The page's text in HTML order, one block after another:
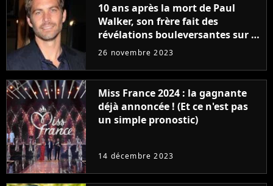
10 ans après la mort de Paul
Walker, son frère fait des
révélations bouleversantes sur la
réaction des acteurs de Fast and
26 novembre 2023
Miss France 2024 : la gagnante
déjà annoncée ! (Et ce n'est pas
un simple pronostic)
14 décembre 2023